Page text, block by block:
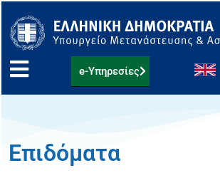
στο
περιεχόμενο
e-Υπηρεσίες
Επιδόματα